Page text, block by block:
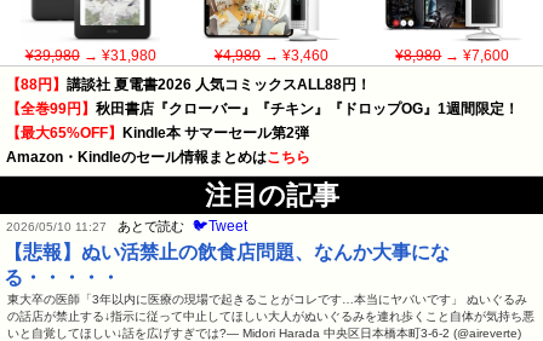
¥39,980→ ¥31,980 ¥4,980→ ¥3,460 ¥8,980→ ¥7,600
【88円】 講談社 夏電書2026 人気コミックスALL88円！
【全巻99円】 秋田書店『クローバー』『チキン』『ドロップOG』1週間限定！
【最大65%OFF】
Kindle本 サマーセール第2弾
Amazon・Kindleのセール情報まとめはこちら
注目の記事
2026/05/10 11:27 あとで読む 🐦Tweet
【悲報】ぬい活禁止の飲食店問題、なんか大事にな
る・・・・・
東大卒の医師「3年以内に医療の現場で起きることがコレです…本当にヤバいです」 ぬいぐるみ
の話店が禁止する↓指示に従って中止してほしい大人がぬいぐるみを連れ歩くこと自体が気持ち悪
いと自覚してほしい↓話を広げすぎでは?— Midori Harada 中央区日本橋本町3-6-2 (@aireverte)